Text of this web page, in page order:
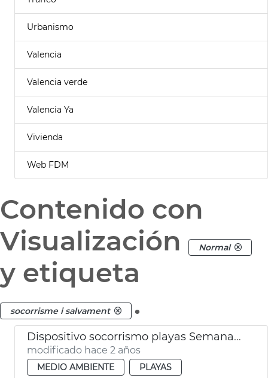
Urbanismo
Valencia
Valencia verde
Valencia Ya
Vivienda
Web FDM
Contenido con
Visualización
Normal
y etiqueta
socorrisme i salvament .
Dispositivo socorrismo playas Semana Santa
modificado hace 2 años
MEDIO AMBIENTE
PLAYAS